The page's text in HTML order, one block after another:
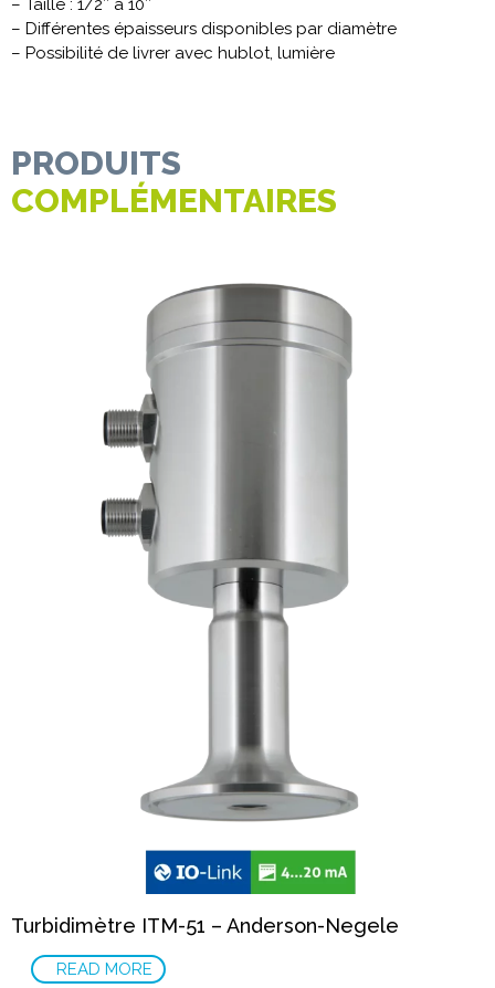
– Taille : 1/2″ à 10″
– Différentes épaisseurs disponibles par diamètre
– Possibilité de livrer avec hublot, lumière
PRODUITS
COMPLÉMENTAIRES
Turbidimètre ITM-51 – Anderson-Negele
READ MORE